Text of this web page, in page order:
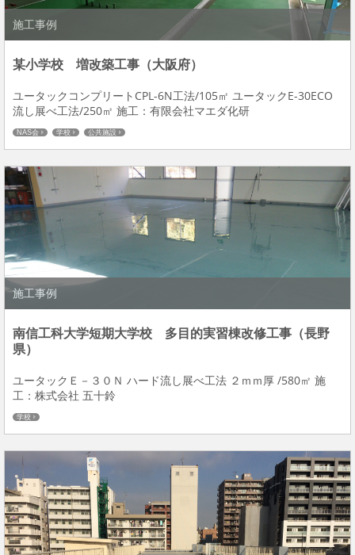
施工事例
某小学校 増改築工事（大阪府）
ユータックコンプリートCPL-6N工法/105㎡ ユータックE-30ECO
流し展べ工法/250㎡ 施工：有限会社マエダ化研
NAS会 学校 公共施設
施工事例
南信工科大学短期大学校 多目的実習棟改修工事（長野
県）
ユータックＥ－３０Ｎ ハード流し展べ工法 ２ｍｍ厚 /580㎡ 施
工：株式会社 五十鈴
学校